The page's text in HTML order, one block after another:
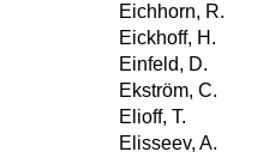
Eichhorn, R.
Eickhoff, H.
Einfeld, D.
Ekström, C.
Elioff, T.
Elisseev, A.